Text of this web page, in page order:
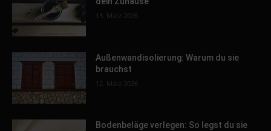
13. März 2026
Außenwandisolierung: Warum du sie
brauchst
12. März 2026
Bodenbeläge verlegen: So legst du sie